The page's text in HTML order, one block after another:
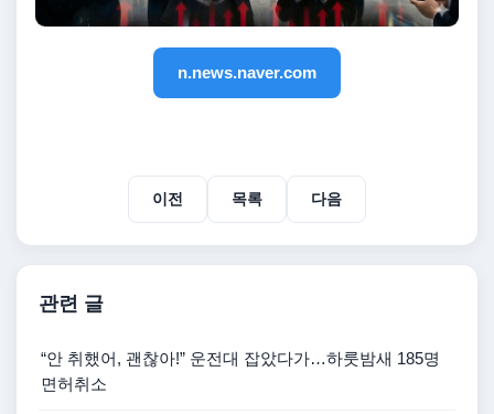
n.news.naver.com
이전 목록 다음
관련 글
“안 취했어, 괜찮아!” 운전대 잡았다가…하룻밤새 185명
면허취소